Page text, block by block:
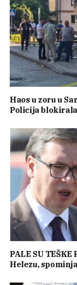
Haos u zoru u
Policija
PALE SU
Helezu,